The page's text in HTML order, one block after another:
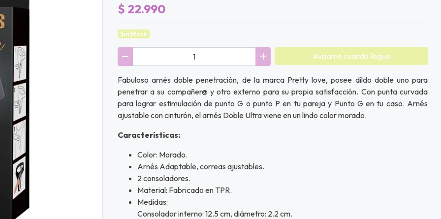
$ 22.990
Sin Stock
Avísame cuando llegue
Fabuloso arnés doble penetración, de la marca Pretty love, posee dildo doble uno para
penetrar a su compañer@ y otro externo para su propia satisfacción. Con punta curvada
para lograr estimulación de punto G o punto P en tu pareja y Punto G en tu caso. Arnés
ajustable con cinturón, el arnés Doble Ultra viene en un lindo color morado.
Características:
Color: Morado.
Arnés Adaptable, correas ajustables.
2 consoladores.
Material: Fabricado en TPR.
Medidas:
Consolador interno: 12.5 cm, diámetro: 2.2 cm.